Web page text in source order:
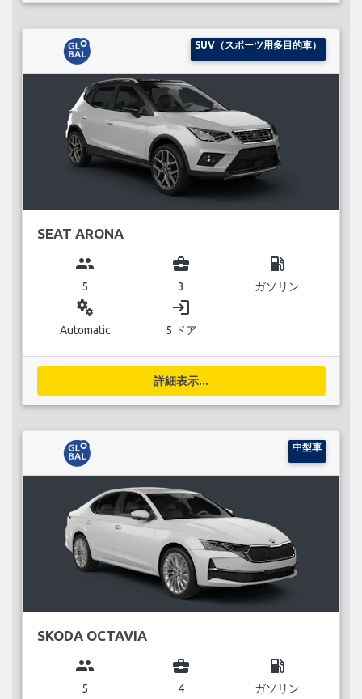
SUV（スポーツ用多目的車）
SEAT ARONA
group
5
business_center
3
local_gas_station
ガソリン
miscellaneous_services
Automatic
login
5 ドア
詳細表示...
中型車
SKODA OCTAVIA
group
5
business_center
4
local_gas_station
ガソリン